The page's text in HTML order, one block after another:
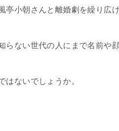
亭小朝さんと離婚劇を繰り広
らない世代の人にまで名前や
はないでしょうか。